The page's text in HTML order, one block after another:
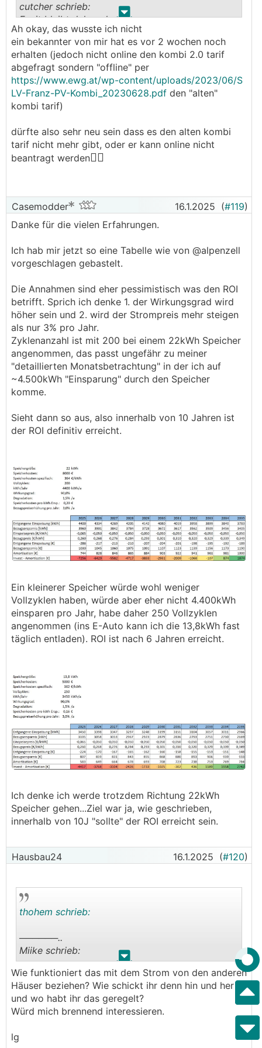
. .
cutcher schrieb:
Fazit bleibt daher also:
10cent einspeisung gibt es aktuell frei verfügbar
11,5 cent/netto bezug ebenfalls frei verfügbar für
nicht pv besitzer (disk energy) --> bei einer BEG
spare ich mir genau heiße 3,8cent/kwh brutto
wenn man eine BEG gründet (und da gehören
systemverluste vom speicher noch abgezogen...)
───────────────
Ich freu mich für dich, daß du in der
Vergangenheit diese tollen Tarifkombinationen
bekommen hast und ich hoffe, daß du sie noch
Aktuell schaut es für Anlagen in Österreich
(leider) so aus:
Tarif gibt, weiß ich nicht)
Du hast bei deiner Berechnung noch die Batterie
Förderungen jenseits der MWst Befreiung
vergessen, die es in einzelnen Bundesländern gab
bzw. gibt. Bsp: 10 kWh in Wien mit 200 Euro /
kWh bzw. max 30 %.
Nimmt man deinen Ansatz und setzt diese
beiden aktualisierten Preise für eine 22 kWh
einer BEG von 10 Jahren und in einer lokalen EEG
von 6,6 Jahren. BTW: Ich hab das
ct / kWh.
Aber die Rechnung ist noch immer nicht generell
anwendbar, da sie nicht die Sunk Cost von
bestehenden Anlagen, bzw die möglichen
Skalierungsbenefits von im Bau befindlichen
Anlagen berücksichtigt, die eine EG von Anfang
berücksichtigen (wollen).
Und wenn ich einen Vorschlag zum Begriff
"Liebhaberei" machen darf: Ich würde es eher als
"Komfortgewinn" bezeichnen, wenn man etwas
unabhängiger von den physikalischen und
technischen Eigenheiten bzw. Einschränkungen
Die perfekte Energiequelle ist vermutlich jene, an
die man nicht mehr denken muß, wenn man sie
braucht.
Ah okay, das wusste ich nicht
ein bekannter von mir hat es vor 2 wochen noch
erhalten (jedoch nicht online den kombi 2.0 tarif
abgefragt sondern "offline" per
https://www.ewg.at/wp-content/uploads/2023/06/S
LV-Franz-PV-Kombi_20230628.pdf den "alten"
kombi tarif)
dürfte also sehr neu sein dass es den alten kombi
tarif nicht mehr gibt, oder er kann online nicht
beantragt werden🤷‍♀️
Casemodder 16.1.2025 (#119)
Danke für die vielen Erfahrungen.
Ich hab mir jetzt so eine Tabelle wie von @­alpenzell
vorgeschlagen gebastelt.
Die Annahmen sind eher pessimistisch was den ROI
betrifft. Sprich ich denke 1. der Wirkungsgrad wird
höher sein und 2. wird der Strompreis mehr steigen
als nur 3% pro Jahr.
Zyklenanzahl ist mit 200 bei einem 22kWh Speicher
angenommen, das passt ungefähr zu meiner
"detaillierten Monatsbetrachtung" in der ich auf
~4.500kWh "Einsparung" durch den Speicher
komme.
Sieht dann so aus, also innerhalb von 10 Jahren ist
der ROI definitiv erreicht.
Ein kleinerer Speicher würde wohl weniger
Vollzyklen haben, würde aber eher nicht 4.400kWh
einsparen pro Jahr, habe daher 250 Vollzyklen
angenommen (ins E-Auto kann ich die 13,8kWh fast
täglich entladen). ROI ist nach 6 Jahren erreicht.
Ich denke ich werde trotzdem Richtung 22kWh
Speicher gehen...Ziel war ja, wie geschrieben,
innerhalb von 10J "sollte" der ROI erreicht sein.
Hausbau24 16.1.2025 (#120)
. .
thohem schrieb:
──────..
Miike schrieb:
Ich gestehe, mich bis heute noch nicht
ausführlich mit dem Thema der EG
auseinandergesetzt zu haben. Also korrigiert
mich gerne, wenn ich falsch liege.
Wie funktioniert das mit dem Strom von den anderen
Häuser beziehen? Wie schickt ihr denn hin und her
und wo habt ihr das geregelt?
Würd mich brennend interessieren.
lg